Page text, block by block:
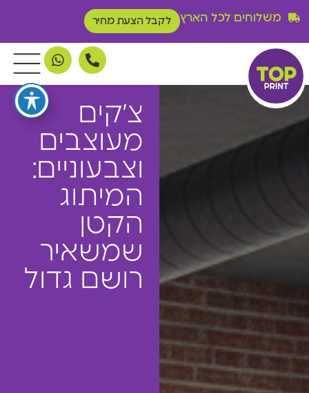
משלוחים לכל הארץ לקבל הצעת מחיר
צ׳קים
מעוצבים
וצבעוניים:
המיתוג
הקטן
שמשאיר
רושם גדול